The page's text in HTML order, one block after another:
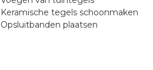
Keramische tegels schoonmaken
Opsluitbanden plaatsen